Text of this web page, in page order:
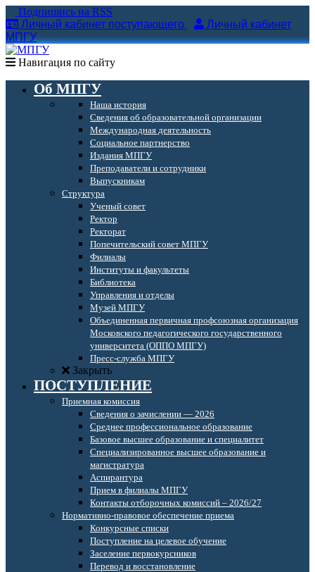
Подпишись на RSS
Личный кабинет поступающего
Личный кабинет
МПГУ
Навигация по сайту
Об МПГУ
Наша история
Сведения об образовательной организации
Международная деятельность
Социальное партнерство
Издания МПГУ
Преподаватели и сотрудники
Выпускникам
Структура
Ученый совет
Ректор
Ректорат
Попечительский совет МПГУ
Филиалы
Институты и факультеты
Библиотека
Управления и отделы
Музей МПГУ
Объединенная первичная профсоюзная организация
Московского педагогического государственного
университета (ОППО МПГУ)
Пресс-служба МПГУ
Закрыть
ПОСТУПЛЕНИЕ
Приемная комиссия
Сведения о зачислении — 2026
Среднее профессиональное образование
Базовое высшее образование и специалитет
Специализированное высшее образование и
магистратура
Аспирантура
Прием в филиалы МПГУ
Контакты отборочных комиссий – 2026/27
Нормативно-правовое обеспечение приема
Конкурсные списки
Поступление на целевое обучение
Заселение первокурсников
Перевод и восстановление